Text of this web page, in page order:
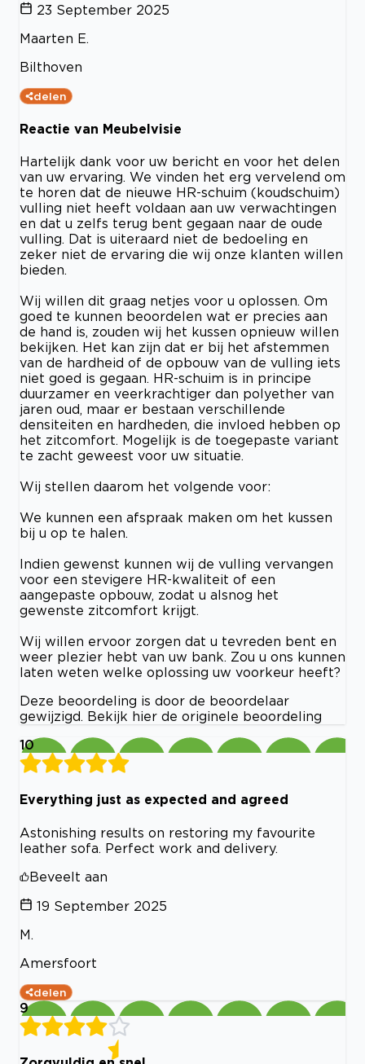
23 September 2025
Maarten E.
Bilthoven
delen
Reactie van Meubelvisie
Hartelijk dank voor uw bericht en voor het delen
van uw ervaring. We vinden het erg vervelend om
te horen dat de nieuwe HR-schuim (koudschuim)
vulling niet heeft voldaan aan uw verwachtingen
en dat u zelfs terug bent gegaan naar de oude
vulling. Dat is uiteraard niet de bedoeling en
zeker niet de ervaring die wij onze klanten willen
bieden.
Wij willen dit graag netjes voor u oplossen. Om
goed te kunnen beoordelen wat er precies aan
de hand is, zouden wij het kussen opnieuw willen
bekijken. Het kan zijn dat er bij het afstemmen
van de hardheid of de opbouw van de vulling iets
niet goed is gegaan. HR-schuim is in principe
duurzamer en veerkrachtiger dan polyether van
jaren oud, maar er bestaan verschillende
densiteiten en hardheden, die invloed hebben op
het zitcomfort. Mogelijk is de toegepaste variant
te zacht geweest voor uw situatie.
Wij stellen daarom het volgende voor:
We kunnen een afspraak maken om het kussen
bij u op te halen.
Indien gewenst kunnen wij de vulling vervangen
voor een stevigere HR-kwaliteit of een
aangepaste opbouw, zodat u alsnog het
gewenste zitcomfort krijgt.
Wij willen ervoor zorgen dat u tevreden bent en
weer plezier hebt van uw bank. Zou u ons kunnen
laten weten welke oplossing uw voorkeur heeft?
Deze beoordeling is door de beoordelaar
gewijzigd. Bekijk hier de originele beoordeling
10
Everything just as expected and agreed
Astonishing results on restoring my favourite
leather sofa. Perfect work and delivery.
Beveelt aan
19 September 2025
M.
Amersfoort
delen
9